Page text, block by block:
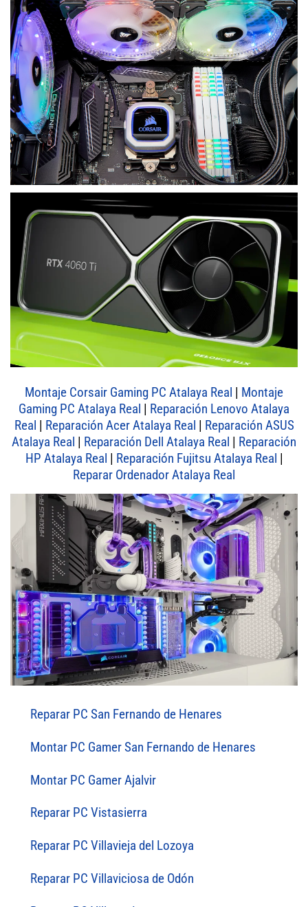
Montaje Corsair Gaming PC Atalaya Real | Montaje
Gaming PC Atalaya Real | Reparación Lenovo Atalaya
Real | Reparación Acer Atalaya Real | Reparación ASUS
Atalaya Real | Reparación Dell Atalaya Real | Reparación
HP Atalaya Real | Reparación Fujitsu Atalaya Real |
Reparar Ordenador Atalaya Real
Reparar PC San Fernando de Henares
Montar PC Gamer San Fernando de Henares
Montar PC Gamer Ajalvir
Reparar PC Vistasierra
Reparar PC Villavieja del Lozoya
Reparar PC Villaviciosa de Odón